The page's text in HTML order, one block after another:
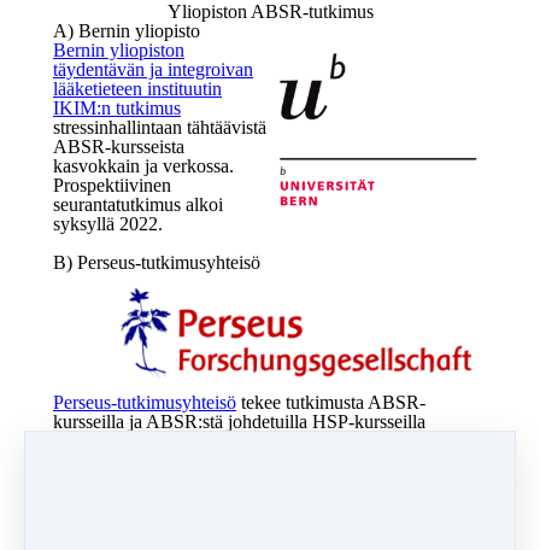
Yliopiston ABSR-tutkimus
A) Bernin yliopisto
Bernin yliopiston
täydentävän ja integroivan
lääketieteen instituutin
IKIM:n tutkimus
stressinhallintaan tähtäävistä
ABSR-kursseista
kasvokkain ja verkossa.
Prospektiivinen
seurantatutkimus alkoi
syksyllä 2022.
B) Perseus-tutkimusyhteisö
Perseus-tutkimusyhteisö tekee tutkimusta ABSR-
kursseilla ja ABSR:stä johdetuilla HSP-kursseilla